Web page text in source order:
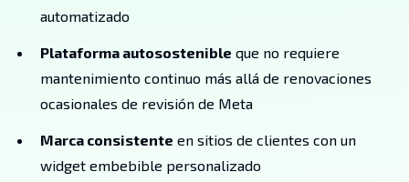
automatizado
Plataforma autosostenible que no requiere
mantenimiento continuo más allá de renovaciones
ocasionales de revisión de Meta
Marca consistente en sitios de clientes con un
widget embebible personalizado